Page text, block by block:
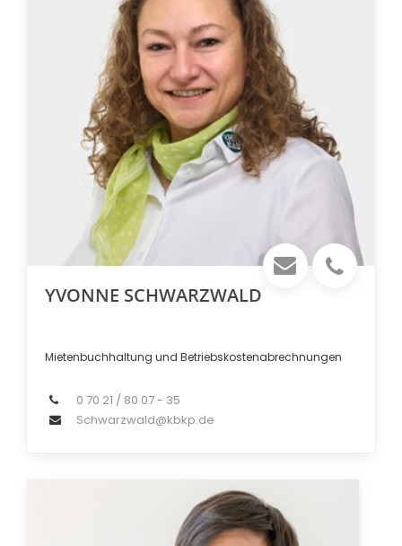
YVONNE SCHWARZWALD
Mietenbuchhaltung und Betriebskostenabrechnungen
0 70 21 / 80 07 - 35
Schwarzwald@kbkp.de